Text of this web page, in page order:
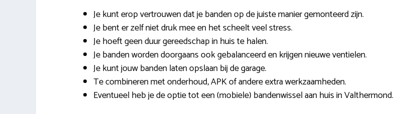
Je kunt erop vertrouwen dat je banden op de juiste manier gemonteerd zijn.
Je bent er zelf niet druk mee en het scheelt veel stress.
Je hoeft geen duur gereedschap in huis te halen.
Je banden worden doorgaans ook gebalanceerd en krijgen nieuwe ventielen.
Je kunt jouw banden laten opslaan bij de garage.
Te combineren met onderhoud, APK of andere extra werkzaamheden.
Eventueel heb je de optie tot een (mobiele) bandenwissel aan huis in Valthermond.